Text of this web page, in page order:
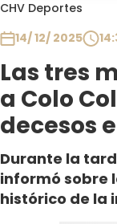
CHV Deportes
14/ 12/ 2025
Las tres
a Colo
decesos
Durante la
informó sobre
histórico de la
Club De La
Contigo en
Plan
Sabingo
Todos Los